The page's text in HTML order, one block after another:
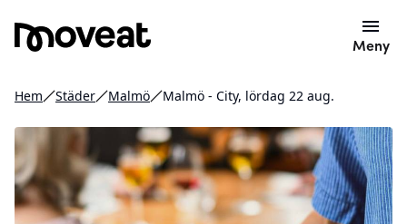
Meny
Hem Städer Malmö Malmö - City, lördag 22 aug.